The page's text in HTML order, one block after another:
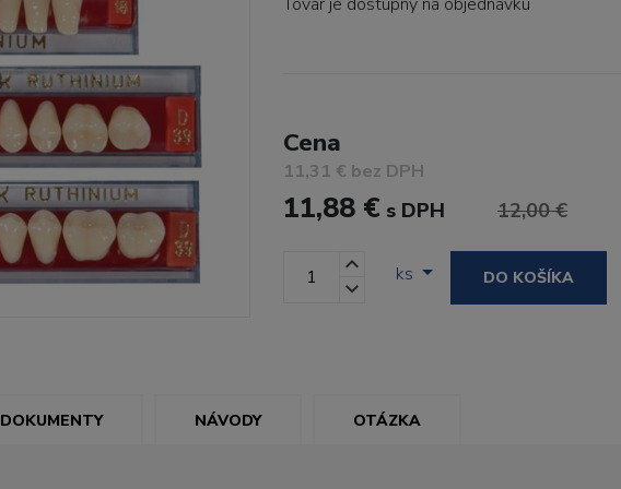
Cena
11,31 € bez DPH
11,88 € s DPH 12,00 €
ks DO KOŠÍKA
DOKUMENTY NÁVODY OTÁZKA